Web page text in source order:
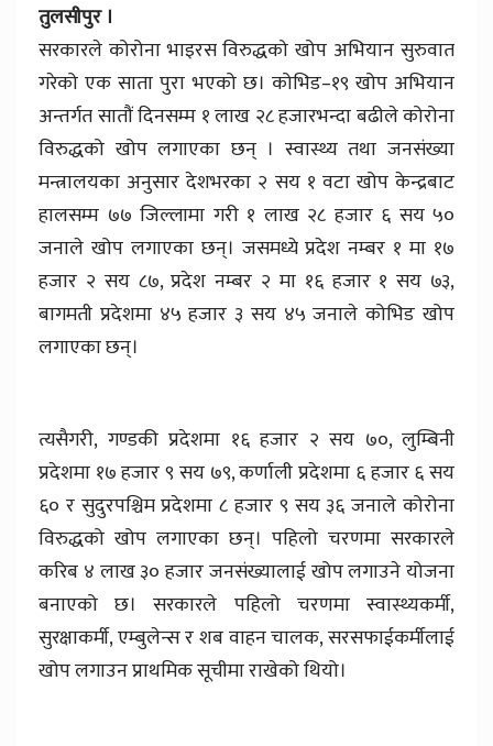
तुलसीपुर ।
सरकारले कोरोना भाइरस विरुद्धको खोप अभियान सुरुवात
गरेको एक साता पुरा भएको छ। कोभिड–१९ खोप अभियान
अन्तर्गत सातौं दिनसम्म १ लाख २८ हजारभन्दा बढीले कोरोना
विरुद्धको खोप लगाएका छन् । स्वास्थ्य तथा जनसंख्या
मन्त्रालयका अनुसार देशभरका २ सय १ वटा खोप केन्द्रबाट
हालसम्म ७७ जिल्लामा गरी १ लाख २८ हजार ६ सय ५०
जनाले खोप लगाएका छन्। जसमध्ये प्रदेश नम्बर १ मा १७
हजार २ सय ८७, प्रदेश नम्बर २ मा १६ हजार १ सय ७३,
बागमती प्रदेशमा ४५ हजार ३ सय ४५ जनाले कोभिड खोप
लगाएका छन्।
त्यसैगरी, गण्डकी प्रदेशमा १६ हजार २ सय ७०, लुम्बिनी
प्रदेशमा १७ हजार ९ सय ७९, कर्णाली प्रदेशमा ६ हजार ६ सय
६० र सुदुरपश्चिम प्रदेशमा ८ हजार ९ सय ३६ जनाले कोरोना
विरुद्धको खोप लगाएका छन्। पहिलो चरणमा सरकारले
करिब ४ लाख ३० हजार जनसंख्यालाई खोप लगाउने योजना
बनाएको छ। सरकारले पहिलो चरणमा स्वास्थ्यकर्मी,
सुरक्षाकर्मी, एम्बुलेन्स र शब वाहन चालक, सरसफाईकर्मीलाई
खोप लगाउन प्राथमिक सूचीमा राखेको थियो।